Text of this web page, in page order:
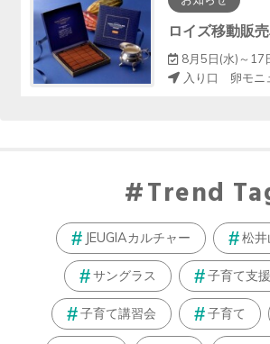
8月5日(水)～17日
入り口 卵モニ
Trend
JEUGIAカルチャー 松
サングラス 子育て支
子育て講習会 子育て